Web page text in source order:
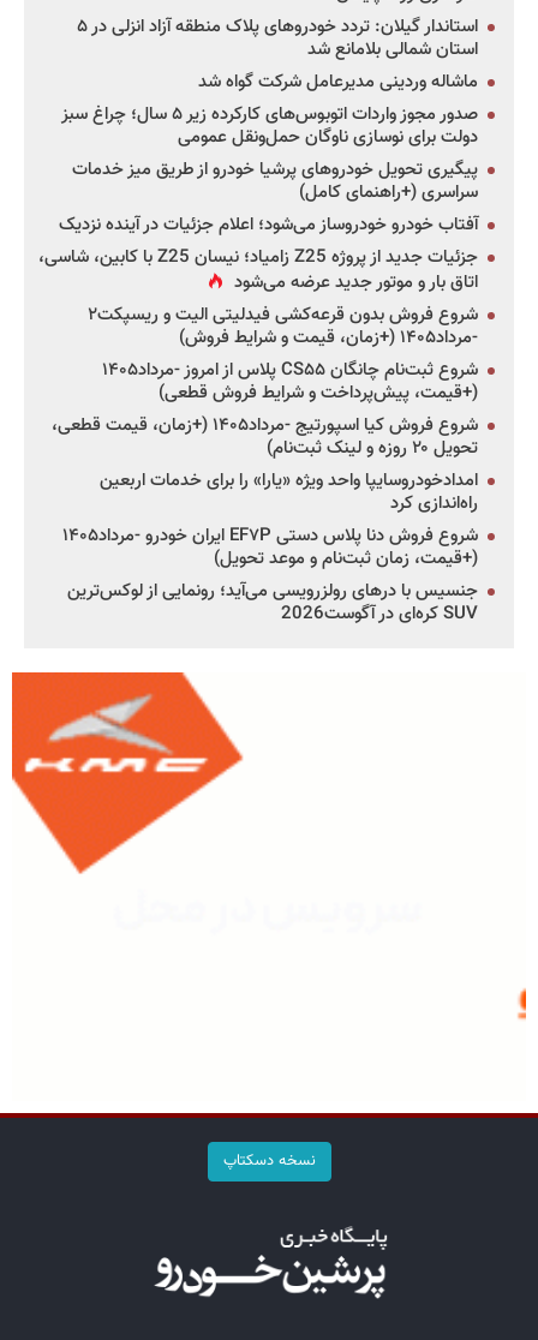
استاندار گیلان: تردد خودروهای پلاک منطقه آزاد انزلی در ۵
استان شمالی بلامانع شد
ماشاله وردینی مدیرعامل شرکت گواه شد
صدور مجوز واردات اتوبوس‌های کارکرده زیر ۵ سال؛ چراغ سبز
دولت برای نوسازی ناوگان حمل‌ونقل عمومی
پیگیری تحویل خودروهای پرشیا خودرو از طریق میز خدمات
سراسری (+راهنمای کامل)
آفتاب خودرو خودروساز می‌شود؛ اعلام جزئیات در آینده نزدیک
جزئیات جدید از پروژه Z25 زامیاد؛ نیسان Z25 با کابین، شاسی،
اتاق بار و موتور جدید عرضه می‌شود
شروع فروش بدون قرعه‌کشی فیدلیتی الیت و ریسپکت۲
-مرداد۱۴۰۵ (+زمان، قیمت و شرایط فروش)
شروع ثبت‌نام چانگان CS۵۵ پلاس از امروز -مرداد۱۴۰۵
(+قیمت، پیش‌پرداخت و شرایط فروش قطعی)
شروع فروش کیا اسپورتیج -مرداد۱۴۰۵ (+زمان، قیمت قطعی،
تحویل ۲۰ روزه و لینک ثبت‌نام)
امدادخودروسایپا واحد ویژه «یارا» را برای خدمات اربعین
راه‌اندازی کرد
شروع فروش دنا پلاس دستی EF۷P ایران خودرو -مرداد۱۴۰۵
(+قیمت، زمان ثبت‌نام و موعد تحویل)
جنسیس با درهای رولزرویسی می‌آید؛ رونمایی از لوکس‌ترین
SUV کره‌ای در آگوست2026
نسخه دسکتاپ